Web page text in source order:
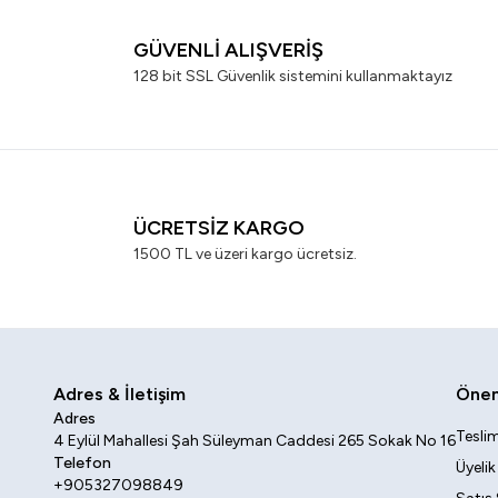
GÜVENLİ ALIŞVERİŞ
128 bit SSL Güvenlik sistemini kullanmaktayız
ÜCRETSİZ KARGO
1500 TL ve üzeri kargo ücretsiz.
Adres & İletişim
Adres
4 Eylül Mahallesi Şah Süleyman Caddesi 265 Sokak No 16
Telefon
+905327098849